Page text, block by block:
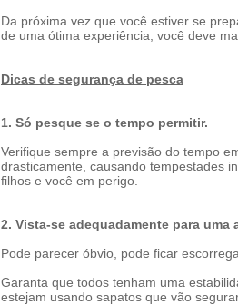
Da próxima vez que você estiver se
de uma ótima experiência, você deve
Dicas de segurança de pesca
1. Só pesque se o tempo permitir.
Verifique sempre a previsão do tempo
drasticamente, causando tempestades
filhos e você em perigo.
2. Vista-se adequadamente para uma
Pode parecer óbvio, pode ficar
Garanta que todos tenham uma
estejam usando sapatos que vão